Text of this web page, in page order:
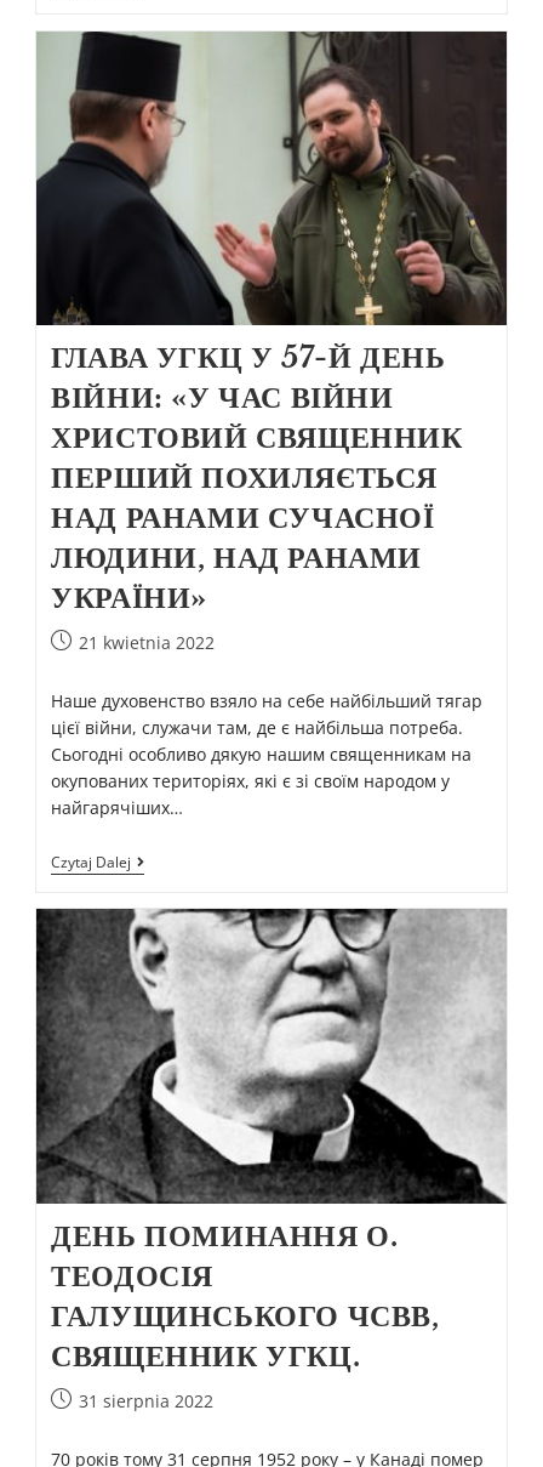
ГЛАВА УГКЦ У 57-Й ДЕНЬ
ВІЙНИ: «У ЧАС ВІЙНИ
ХРИСТОВИЙ СВЯЩЕННИК
ПЕРШИЙ ПОХИЛЯЄТЬСЯ
НАД РАНАМИ СУЧАСНОЇ
ЛЮДИНИ, НАД РАНАМИ
УКРАЇНИ»
21 kwietnia 2022
Наше духовенство взяло на себе найбільший тягар
цієї війни, служачи там, де є найбільша потреба.
Сьогодні особливо дякую нашим священникам на
окупованих територіях, які є зі своїм народом у
найгарячіших…
Czytaj Dalej
ДЕНЬ ПОМИНАННЯ О.
ТЕОДОСІЯ
ГАЛУЩИНСЬКОГО ЧСВВ,
СВЯЩЕННИК УГКЦ.
31 sierpnia 2022
70 років тому 31 серпня 1952 року – у Канаді помер